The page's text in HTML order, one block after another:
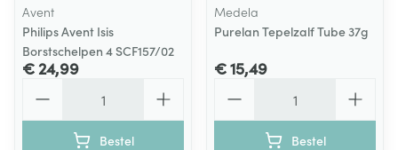
Avent
Philips Avent Isis
Borstschelpen 4 SCF157/02
€ 24,99
Bestel
Medela
Purelan Tepelzalf Tube 37g
€ 15,49
Bestel